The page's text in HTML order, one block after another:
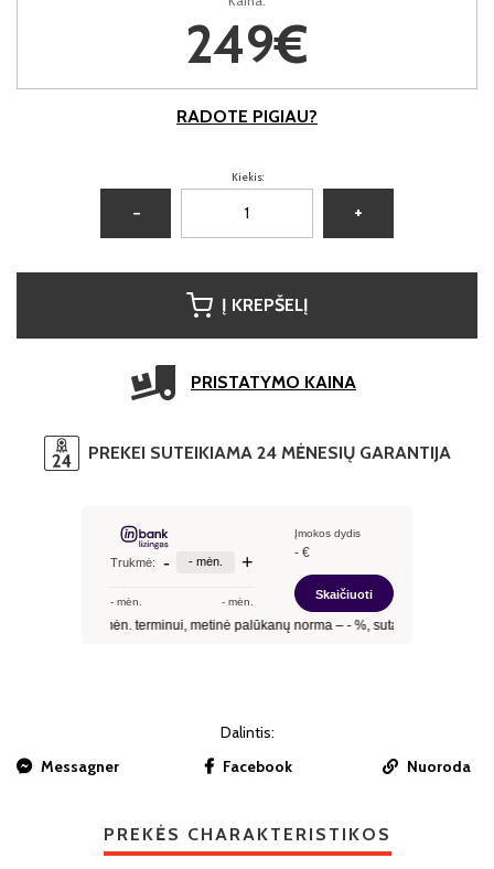
249€
RADOTE PIGIAU?
Kiekis:
− +
Į KREPŠELĮ
PRISTATYMO KAINA
PREKEI SUTEIKIAMA 24 MĖNESIŲ GARANTIJA
Dalintis:
Messagner
Facebook Nuoroda
PREKĖS CHARAKTERISTIKOS